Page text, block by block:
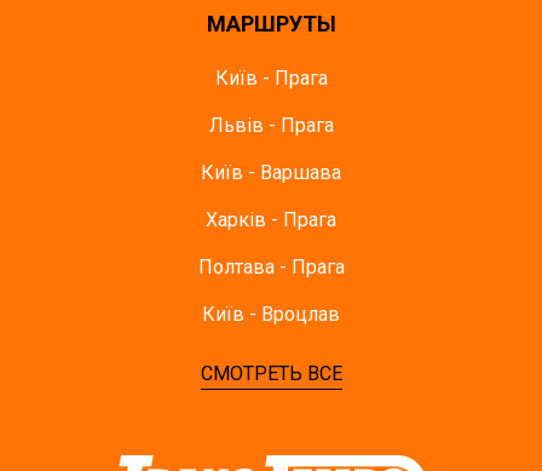
МАРШРУТЫ
Київ - Прага
Львів - Прага
Київ - Варшава
Харків - Прага
Полтава - Прага
Київ - Вроцлав
СМОТРЕТЬ ВСЕ